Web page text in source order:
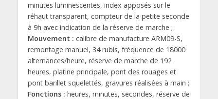
minutes luminescentes, index apposés sur le
réhaut transparent, compteur de la petite seconde
à 9h avec indication de la réserve de marche ;
Mouvement : calibre de manufacture ARM09-S,
remontage manuel, 34 rubis, fréquence de 18000
alternances/heure, réserve de marche de 192
heures, platine principale, pont des rouages et
pont barillet squelettés, gravures réalisées à main ;
Fonctions : heures, minutes, secondes, réserve de